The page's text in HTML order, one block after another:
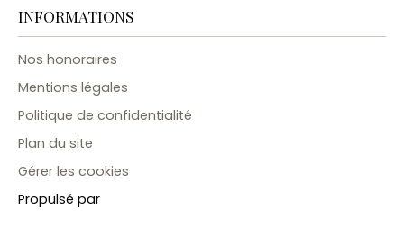
INFORMATIONS
Nos honoraires
Mentions légales
Politique de confidentialité
Plan du site
Gérer les cookies
Propulsé par